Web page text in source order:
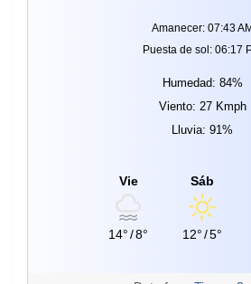
Amanecer: 07:43
Puesta de sol: 06:17
Humedad: 84%
Viento: 27 Kmph
Lluvia: 91%
Vie
14°/8°
Sáb
12°/5°